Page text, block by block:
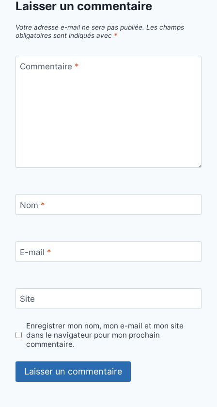
Laisser un commentaire
Votre adresse e-mail ne sera pas publiée. Les champs
obligatoires sont indiqués avec *
Commentaire *
Nom *
E-mail *
Site
Enregistrer mon nom, mon e-mail et mon site
dans le navigateur pour mon prochain
commentaire.